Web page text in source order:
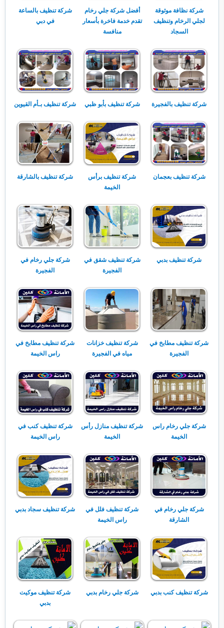
شركة نظافة موثوقة
لجلي الرخام وتنظيف
السجاد
أفضل شركة جلي رخام
تقدم خدمة فاخرة بأسعار
منافسة
شركة تنظيف بالساعة
في دبي
شركة تنظيف بالفجيرة شركة تنظيف بأبو ظبي شركة تنظيف بـأم القيوين
شركة تنظيف بعجمان
شركة تنظيف برأس
الخيمة
شركة تنظيف بالشارقة
شركة تنظيف بدبي
شركة تنظيف شقق في
الفجيرة
شركة جلي رخام في
الفجيرة
شركة تنظيف مطابخ في
الفجيرة
شركة تنظيف خزانات
مياه في الفجيرة
شركة تنظيف مطابخ في
راس الخيمة
شركة جلي رخام راس
الخيمة
شركة تنظيف منازل رأس
الخيمة
شركة تنظيف كنب في
راس الخيمة
شركة جلي رخام في
الشارقة
شركة تنظيف فلل في
راس الخيمة
شركة تنظيف سجاد بدبي
شركة تنظيف كنب بدبي شركة جلي رخام بدبي
شركة تنظيف موكيت
بدبي